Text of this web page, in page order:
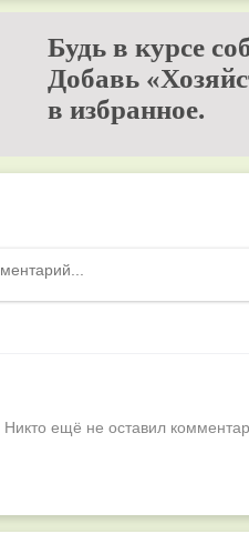
Будь в курсе
Добавь
в избранное.
Никто ещё не оставил